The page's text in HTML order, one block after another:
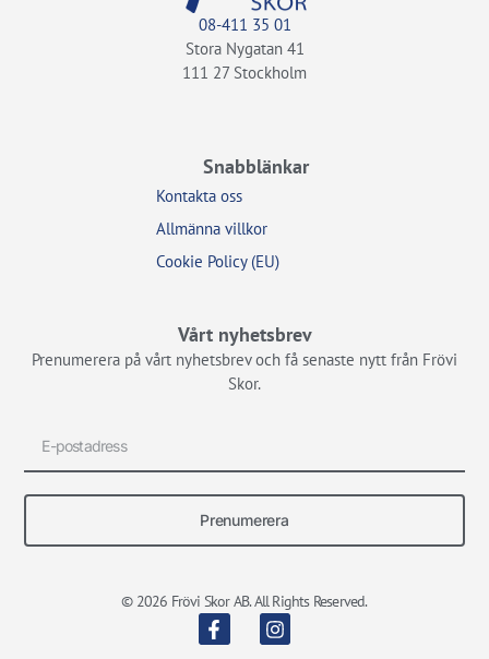
08-411 35 01
Stora Nygatan 41
111 27 Stockholm
Snabblänkar
Kontakta oss
Allmänna villkor
Cookie Policy (EU)
Vårt nyhetsbrev
Prenumerera på vårt nyhetsbrev och få senaste nytt från Frövi
Skor.
Prenumerera
© 2026 Frövi Skor AB. All Rights Reserved.